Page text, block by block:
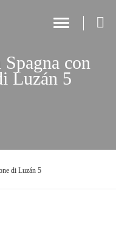
Toggle
con
Luzán 5
di Luzán 5